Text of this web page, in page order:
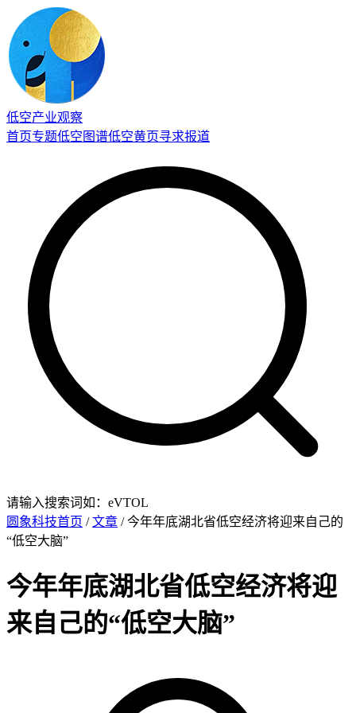
低空产业观察
首页专题低空图谱低空黄页寻求报道
请输入搜索词如：eVTOL
圆象科技首页 /文章 / 今年年底湖北省低空经济将迎来自己的
“低空大脑”
今年年底湖北省低空经济将迎
来自己的“低空大脑”